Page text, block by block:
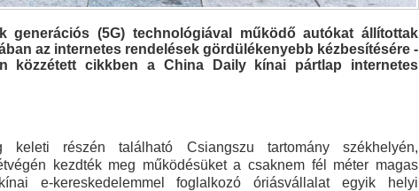
generációs (5G) technológiával működő autókat állítottak
az internetes rendelések gördülékenyebb kézbesítésére -
közzétett cikkben a China Daily kínai pártlap internetes
keleti részén található Csiangszu tartomány székhelyén,
kezdték meg működésüket a csaknem fél méter magas
e-kereskedelemmel foglalkozó óriásvállalat egyik helyi